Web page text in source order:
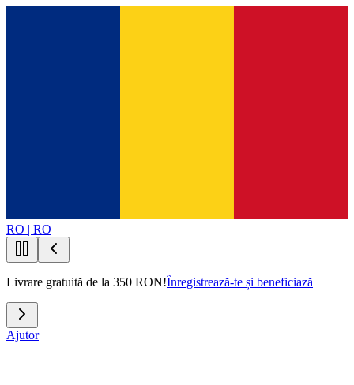
RO | RO
Livrare gratuită de la 350 RON!Înregistrează-te și beneficiază
Ajutor